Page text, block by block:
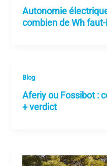
Autonomie
combien de Wh
Blog
Aferiy ou Fossibot :
+ verdict